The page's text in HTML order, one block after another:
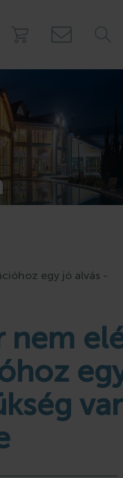
a fürdő
egy jó alvás -
nem